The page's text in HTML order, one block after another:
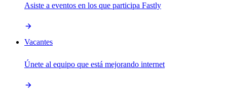
Asiste a eventos en los que participa Fastly
Vacantes
Únete al equipo que está mejorando internet